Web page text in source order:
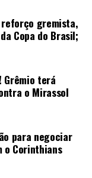
analisa as
aponta para a
posição com
Martins. A
espaço para
reforço gremista,
Copa do Brasil;
Grêmio terá
o Mirassol
para negociar
o Corinthians